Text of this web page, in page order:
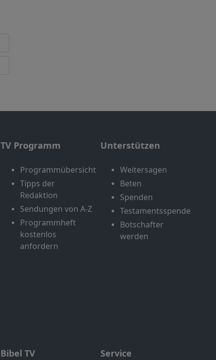
TV Programm
Programmübersicht
Tipps der
Redaktion
Sendungen von A-Z
Programmheft
kostenlos
anfordern
Unterstützen
Weitersagen
Beten
Spenden
Testamentsspende
Botschafter
werden
Bibel TV Service